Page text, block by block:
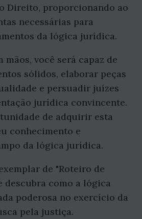
Direito, proporcionando ao
necessárias para
da lógica jurídica.
mãos, você será capaz de
sólidos, elaborar peças
e persuadir juízes
jurídica convincente.
de adquirir esta
conhecimento e
da lógica jurídica.
de "Roteiro de
descubra como a lógica
poderosa no exercício da
pela justiça.